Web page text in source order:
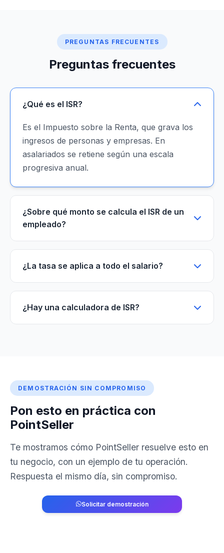
PREGUNTAS FRECUENTES
Preguntas frecuentes
¿Qué es el ISR?
Es el Impuesto sobre la Renta, que grava los
ingresos de personas y empresas. En
asalariados se retiene según una escala
progresiva anual.
¿Sobre qué monto se calcula el ISR de un
empleado?
¿La tasa se aplica a todo el salario?
¿Hay una calculadora de ISR?
DEMOSTRACIÓN SIN COMPROMISO
Pon esto en práctica con
PointSeller
Te mostramos cómo PointSeller resuelve esto en
tu negocio, con un ejemplo de tu operación.
Respuesta el mismo día, sin compromiso.
Solicitar demostración